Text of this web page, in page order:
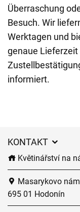
Überraschung
Besuch. Wir
Werktagen und
genaue
informiert.
KONTAKT
Květinářství na
Masarykovo
695 01 Hodonín